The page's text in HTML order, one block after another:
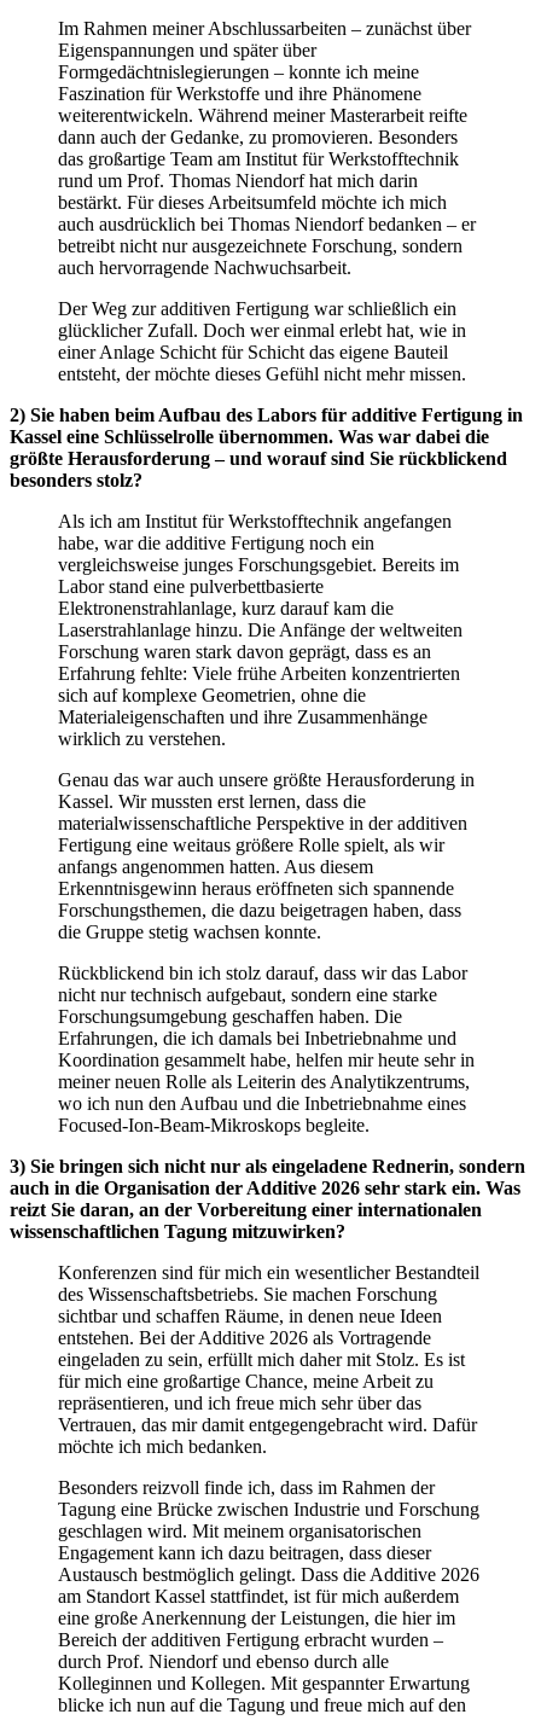
Im Rahmen meiner Abschlussarbeiten – zunächst über
Eigenspannungen und später über
Formgedächtnislegierungen – konnte ich meine
Faszination für Werkstoffe und ihre Phänomene
weiterentwickeln. Während meiner Masterarbeit reifte
dann auch der Gedanke, zu promovieren. Besonders
das großartige Team am Institut für Werkstofftechnik
rund um Prof. Thomas Niendorf hat mich darin
bestärkt. Für dieses Arbeitsumfeld möchte ich mich
auch ausdrücklich bei Thomas Niendorf bedanken – er
betreibt nicht nur ausgezeichnete Forschung, sondern
auch hervorragende Nachwuchsarbeit.
Der Weg zur additiven Fertigung war schließlich ein
glücklicher Zufall. Doch wer einmal erlebt hat, wie in
einer Anlage Schicht für Schicht das eigene Bauteil
entsteht, der möchte dieses Gefühl nicht mehr missen.
2) Sie haben beim Aufbau des Labors für additive Fertigung in
Kassel eine Schlüsselrolle übernommen. Was war dabei die
größte Herausforderung – und worauf sind Sie rückblickend
besonders stolz?
Als ich am Institut für Werkstofftechnik angefangen
habe, war die additive Fertigung noch ein
vergleichsweise junges Forschungsgebiet. Bereits im
Labor stand eine pulverbettbasierte
Elektronenstrahlanlage, kurz darauf kam die
Laserstrahlanlage hinzu. Die Anfänge der weltweiten
Forschung waren stark davon geprägt, dass es an
Erfahrung fehlte: Viele frühe Arbeiten konzentrierten
sich auf komplexe Geometrien, ohne die
Materialeigenschaften und ihre Zusammenhänge
wirklich zu verstehen.
Genau das war auch unsere größte Herausforderung in
Kassel. Wir mussten erst lernen, dass die
materialwissenschaftliche Perspektive in der additiven
Fertigung eine weitaus größere Rolle spielt, als wir
anfangs angenommen hatten. Aus diesem
Erkenntnisgewinn heraus eröffneten sich spannende
Forschungsthemen, die dazu beigetragen haben, dass
die Gruppe stetig wachsen konnte.
Rückblickend bin ich stolz darauf, dass wir das Labor
nicht nur technisch aufgebaut, sondern eine starke
Forschungsumgebung geschaffen haben. Die
Erfahrungen, die ich damals bei Inbetriebnahme und
Koordination gesammelt habe, helfen mir heute sehr in
meiner neuen Rolle als Leiterin des Analytikzentrums,
wo ich nun den Aufbau und die Inbetriebnahme eines
Focused-Ion-Beam-Mikroskops begleite.
3) Sie bringen sich nicht nur als eingeladene Rednerin, sondern
auch in die Organisation der Additive 2026 sehr stark ein. Was
reizt Sie daran, an der Vorbereitung einer internationalen
wissenschaftlichen Tagung mitzuwirken?
Konferenzen sind für mich ein wesentlicher Bestandteil
des Wissenschaftsbetriebs. Sie machen Forschung
sichtbar und schaffen Räume, in denen neue Ideen
entstehen. Bei der Additive 2026 als Vortragende
eingeladen zu sein, erfüllt mich daher mit Stolz. Es ist
für mich eine großartige Chance, meine Arbeit zu
repräsentieren, und ich freue mich sehr über das
Vertrauen, das mir damit entgegengebracht wird. Dafür
möchte ich mich bedanken.
Besonders reizvoll finde ich, dass im Rahmen der
Tagung eine Brücke zwischen Industrie und Forschung
geschlagen wird. Mit meinem organisatorischen
Engagement kann ich dazu beitragen, dass dieser
Austausch bestmöglich gelingt. Dass die Additive 2026
am Standort Kassel stattfindet, ist für mich außerdem
eine große Anerkennung der Leistungen, die hier im
Bereich der additiven Fertigung erbracht wurden –
durch Prof. Niendorf und ebenso durch alle
Kolleginnen und Kollegen. Mit gespannter Erwartung
blicke ich nun auf die Tagung und freue mich auf den